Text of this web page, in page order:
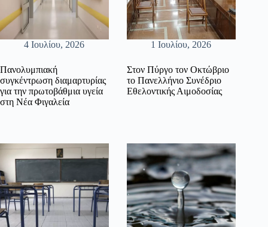
4 Ιουλίου, 2026
Πανολυμπιακή
συγκέντρωση διαμαρτυρίας
για την πρωτοβάθμια υγεία
στη Νέα Φιγαλεία
1 Ιουλίου, 2026
Στον Πύργο τον Οκτώβριο
το Πανελλήνιο Συνέδριο
Εθελοντικής Αιμοδοσίας